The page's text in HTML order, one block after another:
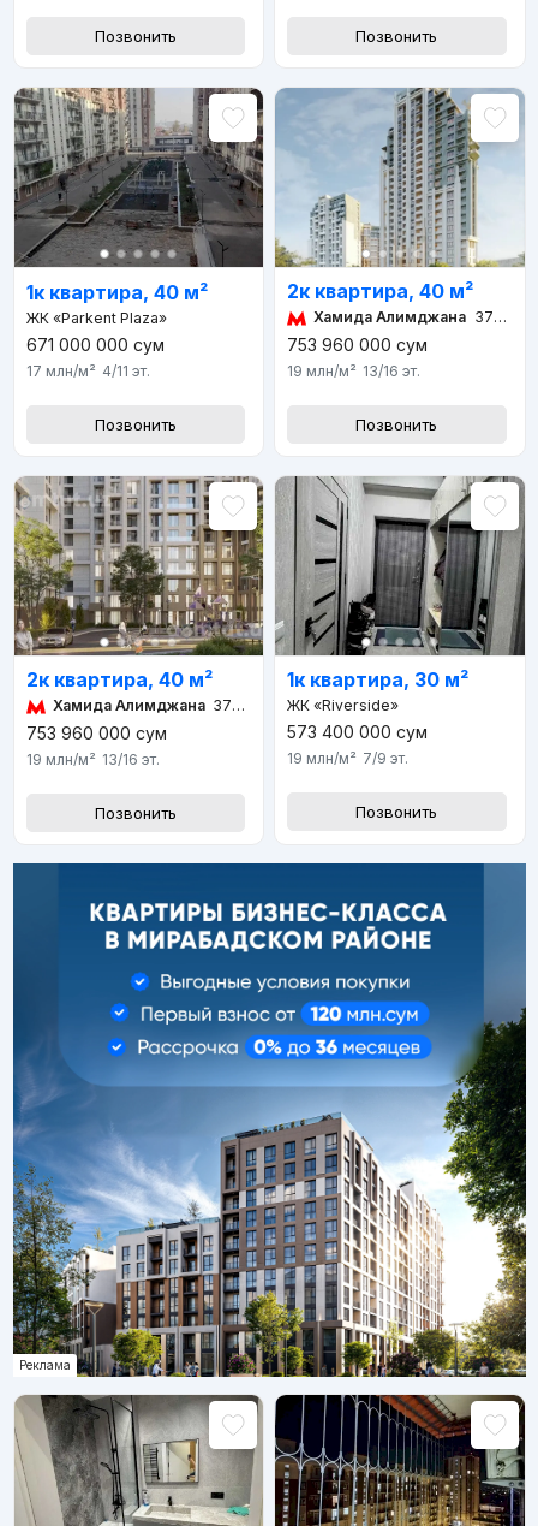
Позвонить Позвонить
1к квартира, 40 м²
ЖК «Parkent Plaza»
671 000 000 сум
17 млн/м² 4/11 эт.
Позвонить
2к квартира, 40 м²
Хамида Алимджана 373 м 5 мин
753 960 000 сум
19 млн/м² 13/16 эт.
Позвонить
2к квартира, 40 м²
Хамида Алимджана 373 м 5 мин
753 960 000 сум
19 млн/м² 13/16 эт.
Позвонить
1к квартира, 30 м²
ЖК «Riverside»
573 400 000 сум
19 млн/м² 7/9 эт.
Позвонить
Реклама